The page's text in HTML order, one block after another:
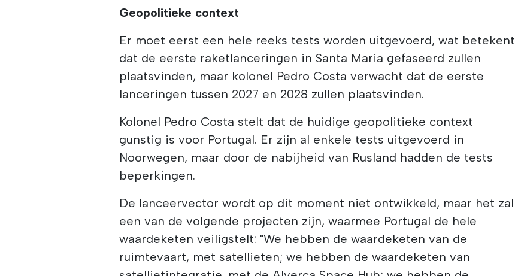
Geopolitieke context
Er moet eerst een hele reeks tests worden uitgevoerd, wat betekent
dat de eerste raketlanceringen in Santa Maria gefaseerd zullen
plaatsvinden, maar kolonel Pedro Costa verwacht dat de eerste
lanceringen tussen 2027 en 2028 zullen plaatsvinden.
Kolonel Pedro Costa stelt dat de huidige geopolitieke context
gunstig is voor Portugal. Er zijn al enkele tests uitgevoerd in
Noorwegen, maar door de nabijheid van Rusland hadden de tests
beperkingen.
De lanceervector wordt op dit moment niet ontwikkeld, maar het zal
een van de volgende projecten zijn, waarmee Portugal de hele
waardeketen veiligstelt: "We hebben de waardeketen van de
ruimtevaart, met satellieten; we hebben de waardeketen van